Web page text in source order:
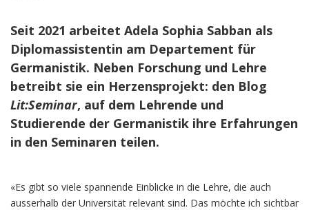
Seit 2021 arbeitet Adela Sophia Sabban als
Diplomassistentin am Departement für
Germanistik. Neben Forschung und Lehre
betreibt sie ein Herzensprojekt: den Blog
Lit:Seminar, auf dem Lehrende und
Studierende der Germanistik ihre Erfahrungen
in den Seminaren teilen.
«Es gibt so viele spannende Einblicke in die Lehre, die auch
ausserhalb der Universität relevant sind. Das möchte ich sichtbar